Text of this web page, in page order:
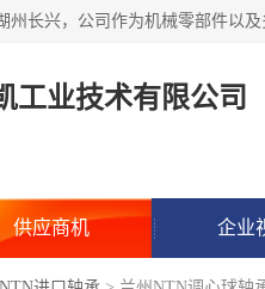
工业技术有限公司
供应商机 企业